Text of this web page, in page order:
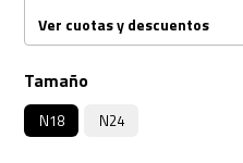
Ver cuotas y descuentos
Tamaño
N18 N24